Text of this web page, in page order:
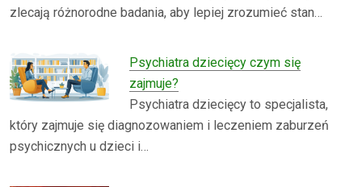
zlecają różnorodne badania, aby lepiej zrozumieć stan…
Psychiatra dziecięcy czym się
zajmuje?
Psychiatra dziecięcy to specjalista,
który zajmuje się diagnozowaniem i leczeniem zaburzeń
psychicznych u dzieci i…